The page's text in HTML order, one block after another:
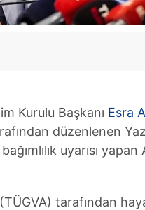
Kurulu Başkanı Esra
düzenlenen
uyarısı
tarafından